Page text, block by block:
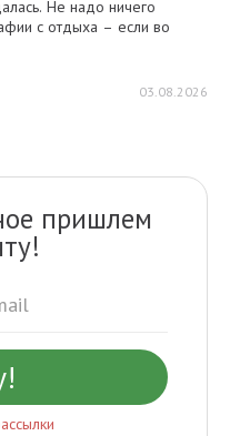
Не надо ничего
с отдыха – если во
03.08.2026
пришлем